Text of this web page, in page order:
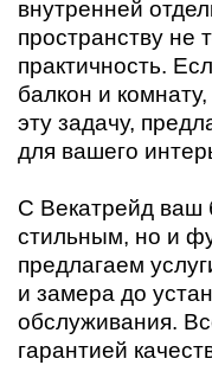
внутренней
пространству не
практичность.
балкон и
эту задачу,
для вашего
С Векатрейд ваш
стильным, но и
предлагаем
и замера до
обслуживания.
гарантией